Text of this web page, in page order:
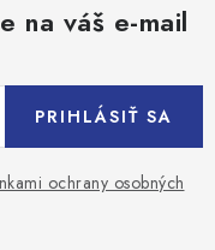
na váš e-mail
ochrany osobných
PRIHLÁSIŤ SA